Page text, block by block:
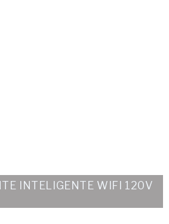
INTELIGENTE WIFI 120V